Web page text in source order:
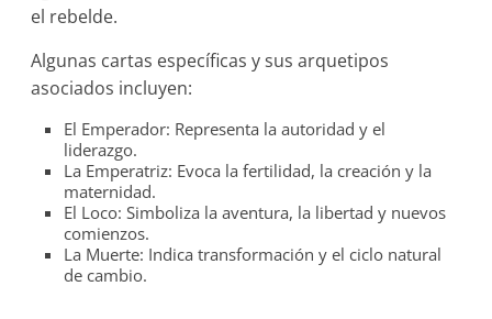
el rebelde.
Algunas cartas específicas y sus arquetipos
asociados incluyen:
El Emperador: Representa la autoridad y el
liderazgo.
La Emperatriz: Evoca la fertilidad, la creación y la
maternidad.
El Loco: Simboliza la aventura, la libertad y nuevos
comienzos.
La Muerte: Indica transformación y el ciclo natural
de cambio.